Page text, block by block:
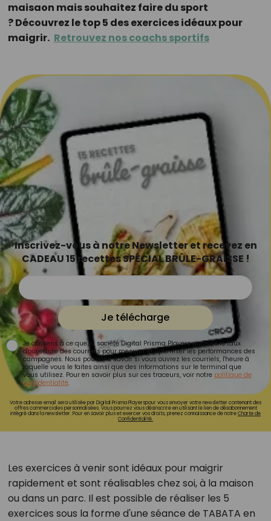
maisaon mais souhaitez faire du sport
? Découvrez le top 5 des exercices idéaux pour
maigrir. Retrouvez nos coachs sportifs
Inscrivez-vous à notre Newsletter et recevez en
CADEAU 15 recettes SPÉCIAL BRÛLE-GRAISSE !
Je télécharge
Je consens à ce que la société Digital Prisma Players analyse le taux
d'ouverture des courriels pour mesurer et optimiser les performances des
campagnes. Nous pourrons savoir si vous ouvrez les courriels, l'heure à
laquelle vous le faites ainsi que des informations sur le terminal que
vous utilisez. Pour en savoir plus sur ces traceurs, voir notre politique de
confidentialité.
Votre adresse email sera utilisée par Digital Prisma Playerspour vous envoyer votre newsletter contenant des
offres commerciales personnalisées. Vous pourrez vous désinscrire en utilisant le lien de désabonnement
intégré dans la newsletter. Pour en savoir plus et exercer vos droits, prenez connaissance de notreCharte de
Confidentialité.
Les exercices à venir sont idéaux pour maigrir
rapidement et sont réalisables chez soi, à la maison
ou dans un parc. Il est possible de réaliser les 5
exercices sous la forme d'une séance de TABATA en